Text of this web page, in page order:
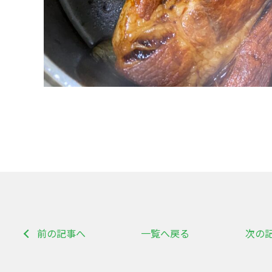
前の記事へ 次の
一覧へ戻る